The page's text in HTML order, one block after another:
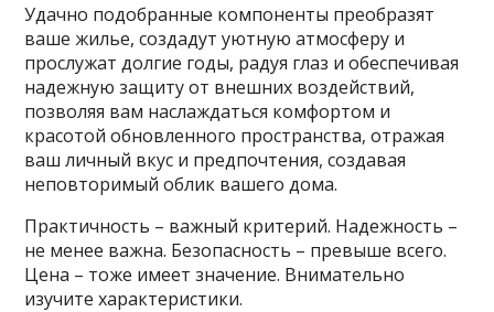
Удачно подобранные компоненты преобразят
ваше жилье, создадут уютную атмосферу и
прослужат долгие годы, радуя глаз и обеспечивая
надежную защиту от внешних воздействий,
позволяя вам наслаждаться комфортом и
красотой обновленного пространства, отражая
ваш личный вкус и предпочтения, создавая
неповторимый облик вашего дома.
Практичность – важный критерий. Надежность –
не менее важна. Безопасность – превыше всего.
Цена – тоже имеет значение. Внимательно
изучите характеристики.